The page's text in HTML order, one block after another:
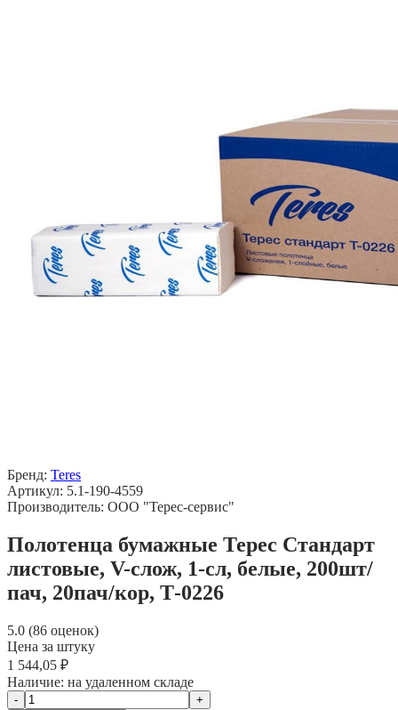
Бренд: Teres
Артикул: 5.1-190-4559
Производитель: ООО "Терес-сервис"
Полотенца бумажные Терес Стандарт
листовые, V-слож, 1-сл, белые, 200шт/
пач, 20пач/кор, Т-0226
5.0 (86 оценок)
Цена за штуку
1 544,05 ₽
Наличие: на удаленном складе
-
+